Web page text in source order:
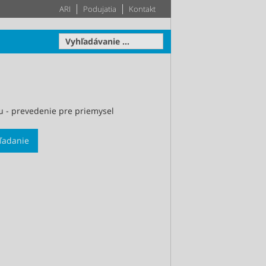
ARI Podujatia Kontakt
Pohon
- prevedenie pre priemysel